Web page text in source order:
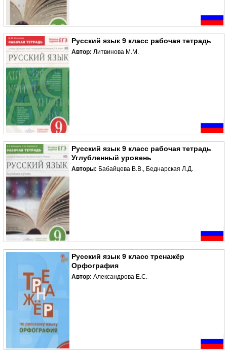
Русский язык 9 класс рабочая тетрадь
Автор: Литвинова М.М.
Русский язык 9 класс рабочая тетрадь
Углубленный уровень
Авторы: Бабайцева В.В., Беднарская Л.Д.
Русский язык 9 класс тренажёр
Орфография
Автор: Александрова Е.С.